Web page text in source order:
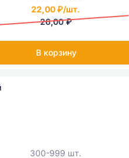
22,00 ₽/шт.
26,00 ₽
В корзину
300-999 шт.